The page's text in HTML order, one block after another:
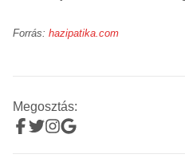
Forrás: hazipatika.com
Megosztás: